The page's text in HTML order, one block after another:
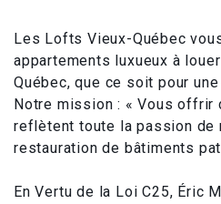
Les Lofts Vieux-Québec
appartements luxueux à
Québec, que ce soit pour
Notre mission : « Vous
reflètent toute la passion de
restauration de bâtiments
En Vertu de la Loi C25, Éric